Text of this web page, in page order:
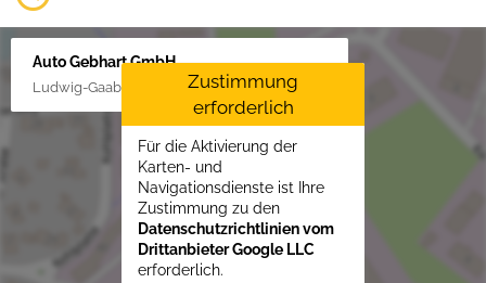
Auto Gebhart GmbH
Ludwig-Gaab-Str. 4, 88427 Bad Schussenried
Zustimmung
erforderlich
Für die Aktivierung der
Karten- und
Navigationsdienste ist Ihre
Zustimmung zu den
Datenschutzrichtlinien vom
Drittanbieter Google LLC
erforderlich.